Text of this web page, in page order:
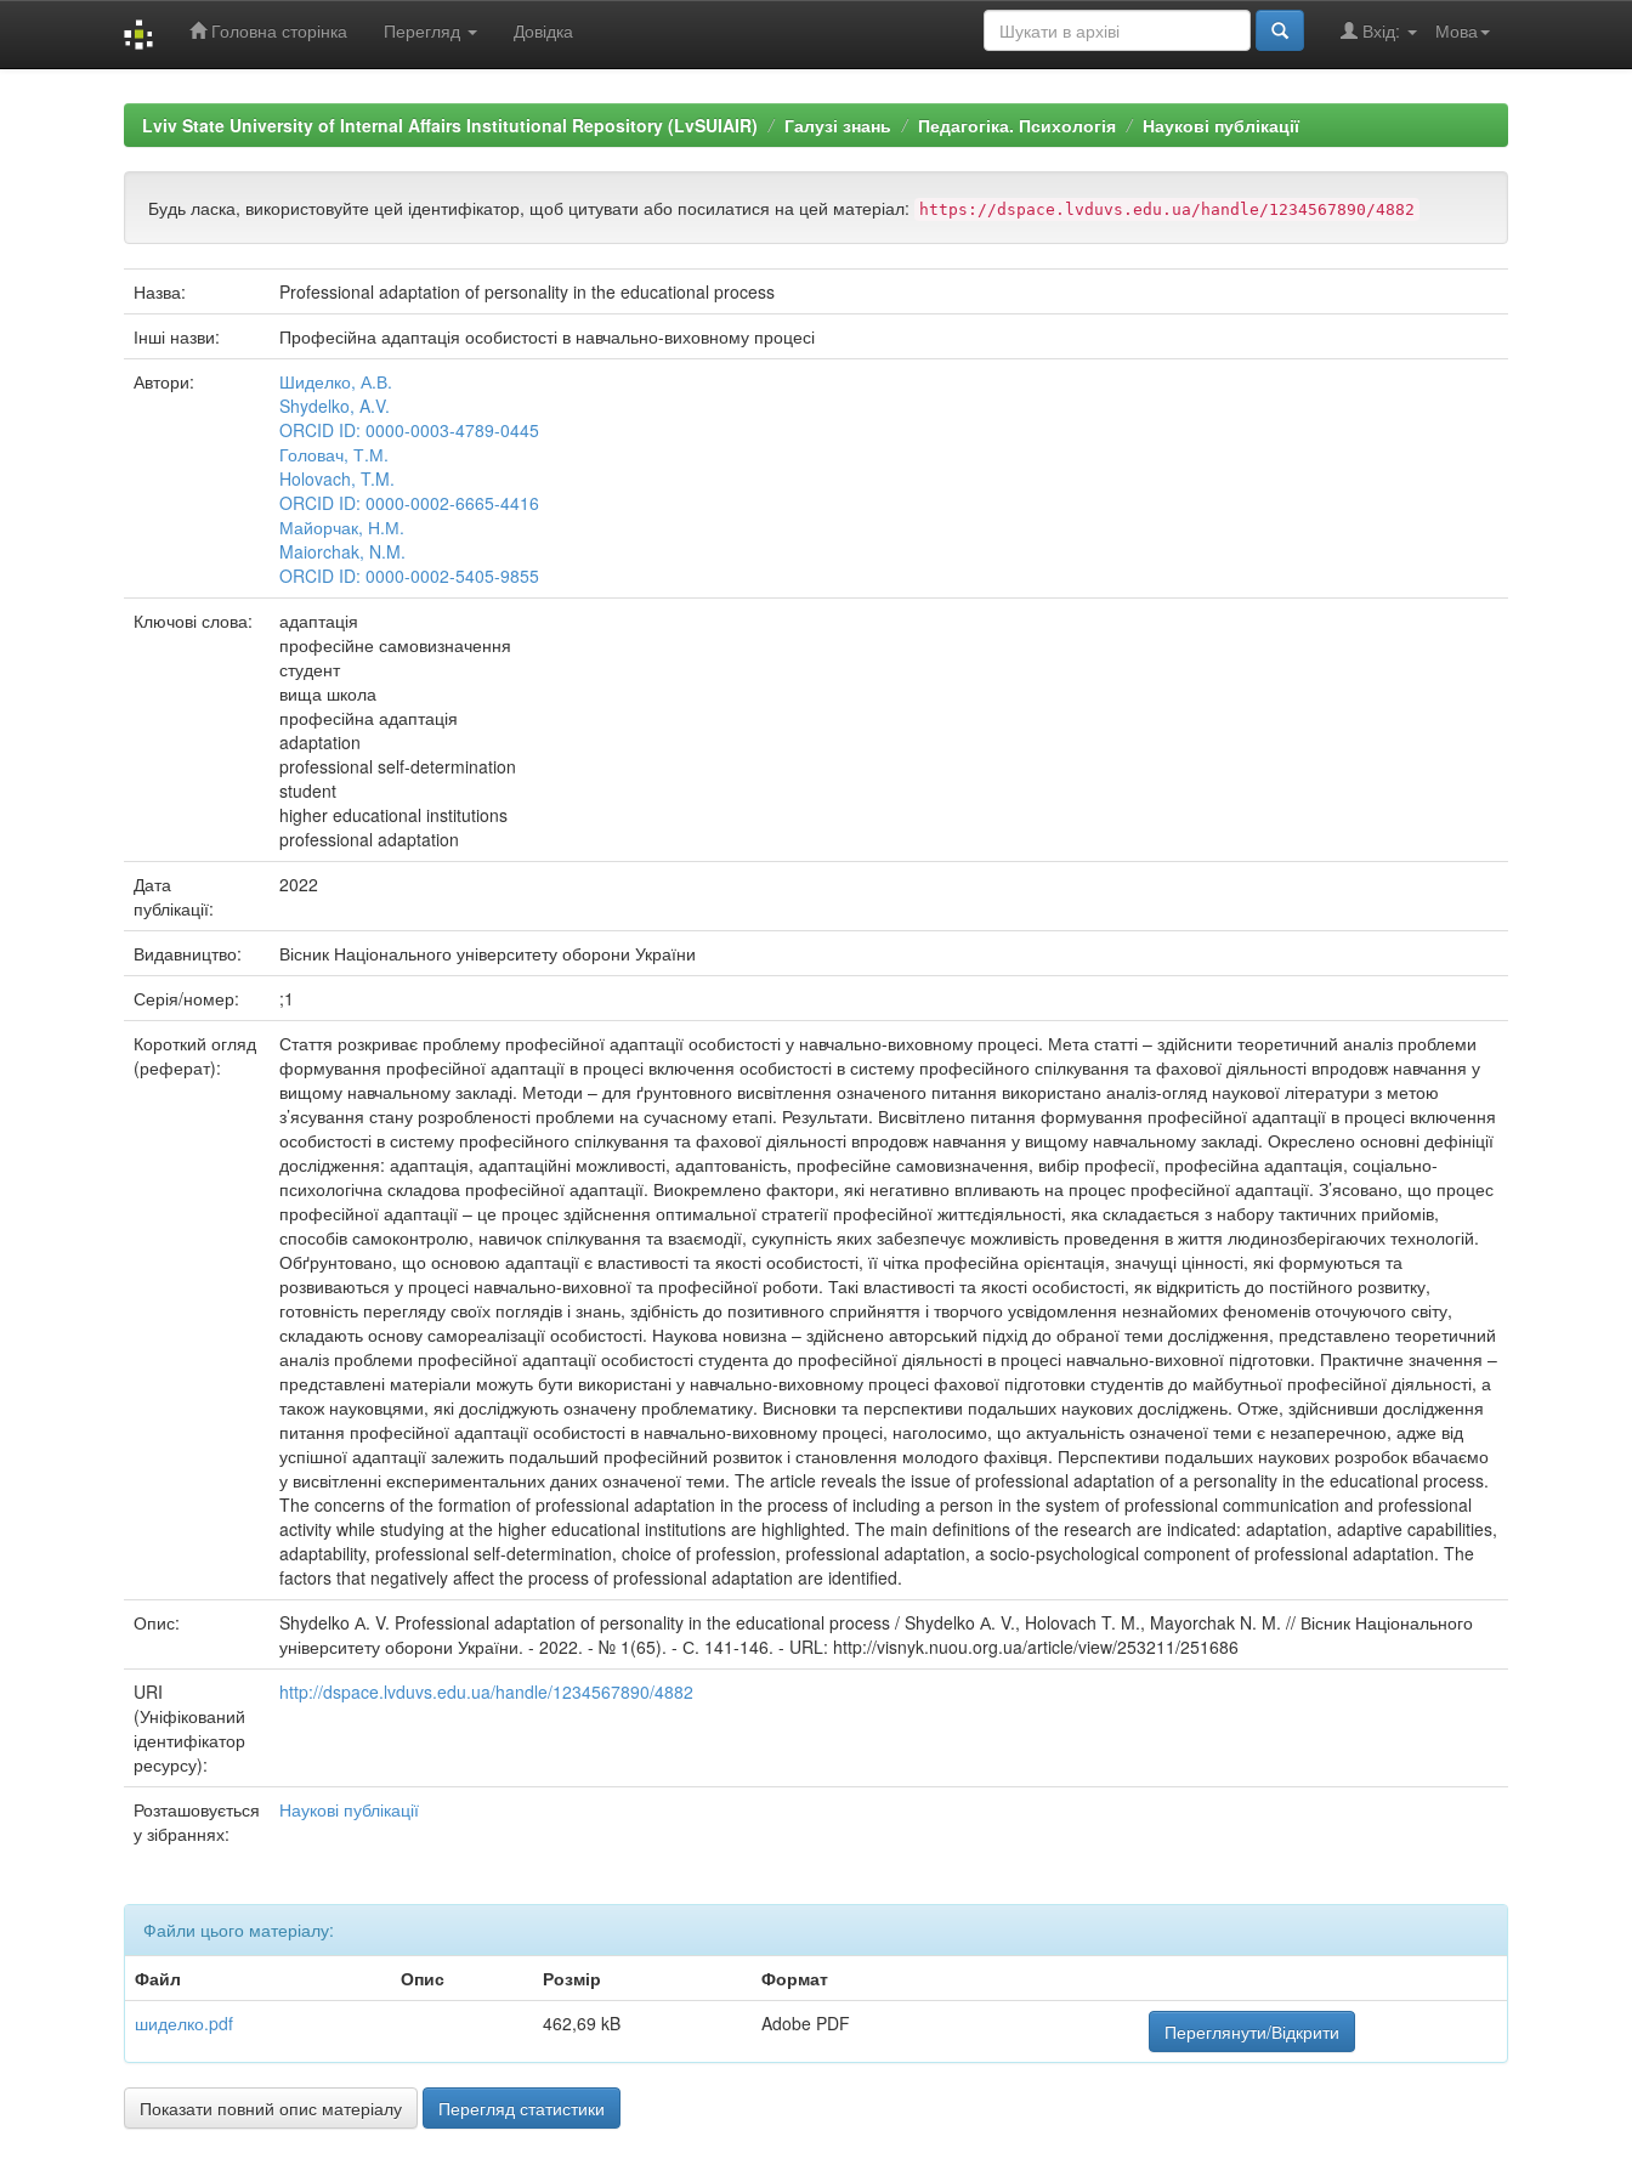
Головна сторінка Перегляд Довідка Мова
Вхід:
Lviv State University of Internal Affairs Institutional Repository (LvSUIAIR) Галузі знань Педагогіка. Психологія Наукові публікації
Будь ласка, використовуйте цей ідентифікатор, щоб цитувати або посилатися на цей матеріал: https://dspace.lvduvs.edu.ua/handle/1234567890/4882
Назва:
Professional adaptation of personality in the educational process
Інші назви:
Професійна адаптація особистості в навчально-виховному процесі
Автори:
Шиделко, А.В.
Shydelko, A.V.
ORCID ID: 0000-0003-4789-0445
Головач, Т.М.
Holovach, T.M.
ORCID ID: 0000-0002-6665-4416
Майорчак, Н.М.
Maiorchak, N.M.
ORCID ID: 0000-0002-5405-9855
Ключові слова:
адаптація
професійне самовизначення
студент
вища школа
професійна адаптація
adaptation
professional self-determination
student
higher educational institutions
professional adaptation
Дата
публікації:
2022
Видавництво:
Вісник Національного університету оборони України
Серія/номер:
;1
Короткий огляд
(реферат):
Стаття розкриває проблему професійної адаптації особистості у навчально-виховному процесі. Мета статті – здійснити теоретичний аналіз проблеми
формування професійної адаптації в процесі включення особистості в систему професійного спілкування та фахової діяльності впродовж навчання у
вищому навчальному закладі. Методи – для ґрунтовного висвітлення означеного питання використано аналіз-огляд наукової літератури з метою
з’ясування стану розробленості проблеми на сучасному етапі. Результати. Висвітлено питання формування професійної адаптації в процесі включення
особистості в систему професійного спілкування та фахової діяльності впродовж навчання у вищому навчальному закладі. Окреслено основні дефініції
дослідження: адаптація, адаптаційні можливості, адаптованість, професійне самовизначення, вибір професії, професійна адаптація, соціально-
психологічна складова професійної адаптації. Виокремлено фактори, які негативно впливають на процес професійної адаптації. З’ясовано, що процес
професійної адаптації – це процес здійснення оптимальної стратегії професійної життєдіяльності, яка складається з набору тактичних прийомів,
способів самоконтролю, навичок спілкування та взаємодії, сукупність яких забезпечує можливість проведення в життя людинозберігаючих технологій.
Обґрунтовано, що основою адаптації є властивості та якості особистості, її чітка професійна орієнтація, значущі цінності, які формуються та
розвиваються у процесі навчально-виховної та професійної роботи. Такі властивості та якості особистості, як відкритість до постійного розвитку,
готовність перегляду своїх поглядів і знань, здібність до позитивного сприйняття і творчого усвідомлення незнайомих феноменів оточуючого світу,
складають основу самореалізації особистості. Наукова новизна – здійснено авторський підхід до обраної теми дослідження, представлено теоретичний
аналіз проблеми професійної адаптації особистості студента до професійної діяльності в процесі навчально-виховної підготовки. Практичне значення –
представлені матеріали можуть бути використані у навчально-виховному процесі фахової підготовки студентів до майбутньої професійної діяльності, а
також науковцями, які досліджують означену проблематику. Висновки та перспективи подальших наукових досліджень. Отже, здійснивши дослідження
питання професійної адаптації особистості в навчально-виховному процесі, наголосимо, що актуальність означеної теми є незаперечною, адже від
успішної адаптації залежить подальший професійний розвиток і становлення молодого фахівця. Перспективи подальших наукових розробок вбачаємо
у висвітленні експериментальних даних означеної теми. The article reveals the issue of professional adaptation of a personality in the educational process.
The concerns of the formation of professional adaptation in the process of including a person in the system of professional communication and professional
activity while studying at the higher educational institutions are highlighted. The main definitions of the research are indicated: adaptation, adaptive capabilities,
adaptability, professional self-determination, choice of profession, professional adaptation, a socio-psychological component of professional adaptation. The
factors that negatively affect the process of professional adaptation are identified.
Опис:
Shydelko А. V. Professional adaptation of personality in the educational process / Shydelko А. V., Holovach T. M., Mayorchak N. M. // Вісник Національного
університету оборони України. - 2022. - № 1(65). - С. 141-146. - URL: http://visnyk.nuou.org.ua/article/view/253211/251686
URI
(Уніфікований
ідентифікатор
ресурсу):
http://dspace.lvduvs.edu.ua/handle/1234567890/4882
Розташовується
у зібраннях:
Наукові публікації
Файли цього матеріалу:
Файл
Опис Розмір
Формат
шиделко.pdf
462,69 kB Adobe PDF Переглянути/Відкрити
Показати повний опис матеріалу Перегляд статистики